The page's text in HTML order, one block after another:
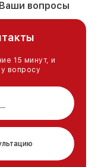
вопросы
15 минут, и
вопросу